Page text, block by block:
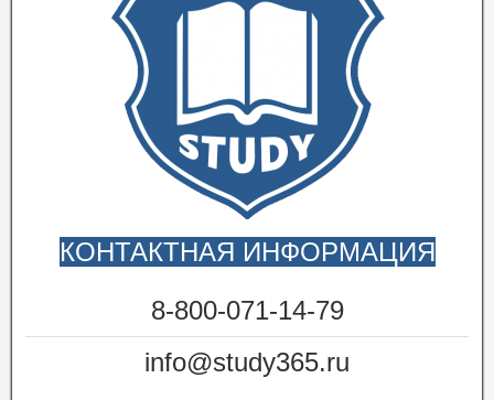
КОНТАКТНАЯ ИНФОРМАЦИЯ
8-800-071-14-79
info@study365.ru